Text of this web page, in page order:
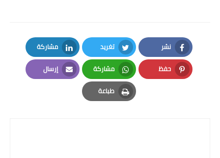
نشر
Facebook
تغريد
Twitter
مشاركة
LinkedIn
حفظ
Pinterest
مشاركة
Whatsapp
إرسال
Email
طباعة
Print